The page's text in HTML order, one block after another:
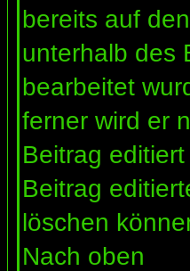
bereits auf
unterhalb des
bearbeitet
ferner wird er
Beitrag
Beitrag
löschen
Nach oben